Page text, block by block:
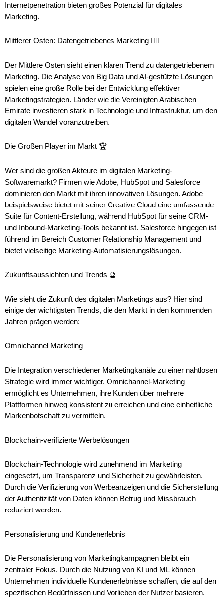
Internetpenetration bieten großes Potenzial für digitales
Marketing.
Mittlerer Osten: Datengetriebenes Marketing 🏴‍☠️
Der Mittlere Osten sieht einen klaren Trend zu datengetriebenem
Marketing. Die Analyse von Big Data und AI-gestützte Lösungen
spielen eine große Rolle bei der Entwicklung effektiver
Marketingstrategien. Länder wie die Vereinigten Arabischen
Emirate investieren stark in Technologie und Infrastruktur, um den
digitalen Wandel voranzutreiben.
Die Großen Player im Markt 🏆
Wer sind die großen Akteure im digitalen Marketing-
Softwaremarkt? Firmen wie Adobe, HubSpot und Salesforce
dominieren den Markt mit ihren innovativen Lösungen. Adobe
beispielsweise bietet mit seiner Creative Cloud eine umfassende
Suite für Content-Erstellung, während HubSpot für seine CRM-
und Inbound-Marketing-Tools bekannt ist. Salesforce hingegen ist
führend im Bereich Customer Relationship Management und
bietet vielseitige Marketing-Automatisierungslösungen.
Zukunftsaussichten und Trends 🔮
Wie sieht die Zukunft des digitalen Marketings aus? Hier sind
einige der wichtigsten Trends, die den Markt in den kommenden
Jahren prägen werden:
Omnichannel Marketing
Die Integration verschiedener Marketingkanäle zu einer nahtlosen
Strategie wird immer wichtiger. Omnichannel-Marketing
ermöglicht es Unternehmen, ihre Kunden über mehrere
Plattformen hinweg konsistent zu erreichen und eine einheitliche
Markenbotschaft zu vermitteln.
Blockchain-verifizierte Werbelösungen
Blockchain-Technologie wird zunehmend im Marketing
eingesetzt, um Transparenz und Sicherheit zu gewährleisten.
Durch die Verifizierung von Werbeanzeigen und die Sicherstellung
der Authentizität von Daten können Betrug und Missbrauch
reduziert werden.
Personalisierung und Kundenerlebnis
Die Personalisierung von Marketingkampagnen bleibt ein
zentraler Fokus. Durch die Nutzung von KI und ML können
Unternehmen individuelle Kundenerlebnisse schaffen, die auf den
spezifischen Bedürfnissen und Vorlieben der Nutzer basieren.